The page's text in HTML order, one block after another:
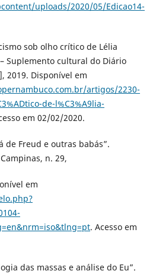
uploads/2020/05/Edicao14-
sob olho crítico de Lélia
Suplemento cultural do Diário
2019. Disponível em
artigos/2230-
de-l%C3%A9lia-
em 02/02/2020.
de Freud e outras babás”.
n. 29,
em
. Acesso em
das massas e análise do Eu”.